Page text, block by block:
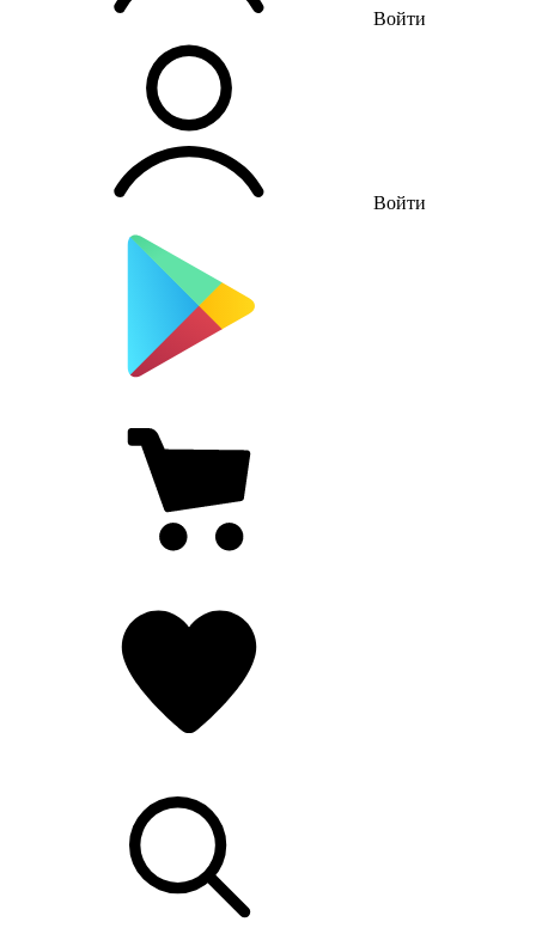
Войти
Войти